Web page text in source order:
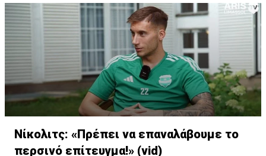
Νίκολιτς: «Πρέπει να επαναλάβουμε το
περσινό επίτευγμα!» (vid)